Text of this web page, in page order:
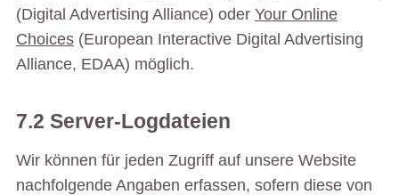
(Digital Advertising Alliance) oder Your Online
Choices (European Interactive Digital Advertising
Alliance, EDAA) möglich.
7.2 Server-Logdateien
Wir können für jeden Zugriff auf unsere Website
nachfolgende Angaben erfassen, sofern diese von